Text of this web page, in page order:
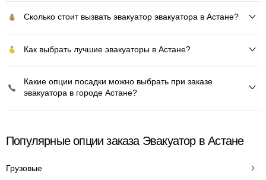
Сколько стоит вызвать эвакуатор эвакуатора в Астане?
Как выбрать лучшие эвакуаторы в Астане?
Какие опции посадки можно выбрать при заказе
эвакуатора в городе Астане?
Популярные опции заказа Эвакуатор в Астане
Грузовые